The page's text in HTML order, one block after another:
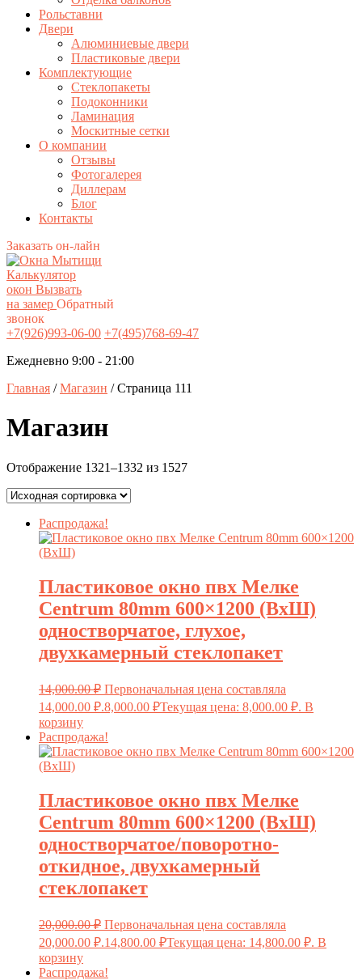
Рольставни
Двери
Алюминиевые двери
Пластиковые двери
Комплектующие
Стеклопакеты
Подоконники
Ламинация
Москитные сетки
О компании
Отзывы
Фотогалерея
Диллерам
Блог
Контакты
Заказать он-лайн
Калькулятор
окон Вызвать
на замер Обратный
звонок
+7(926)993-06-00 +7(495)768-69-47
Ежедневно 9:00 - 21:00
Главная /Магазин / Страница 111
Магазин
Отображение 1321–1332 из 1527
Распродажа!
Пластиковое окно пвх Мелке
Centrum 80mm 600×1200 (ВxШ)
одностворчатое, глухое,
двухкамерный стеклопакет
14,000.00₽ Первоначальная цена составляла
14,000.00 ₽.8,000.00 ₽Текущая цена: 8,000.00 ₽. В
корзину
Распродажа!
Пластиковое окно пвх Мелке
Centrum 80mm 600×1200 (ВxШ)
одностворчатое/поворотно-
откидное, двухкамерный
стеклопакет
20,000.00₽ Первоначальная цена составляла
20,000.00 ₽.14,800.00 ₽Текущая цена: 14,800.00 ₽. В
корзину
Распродажа!